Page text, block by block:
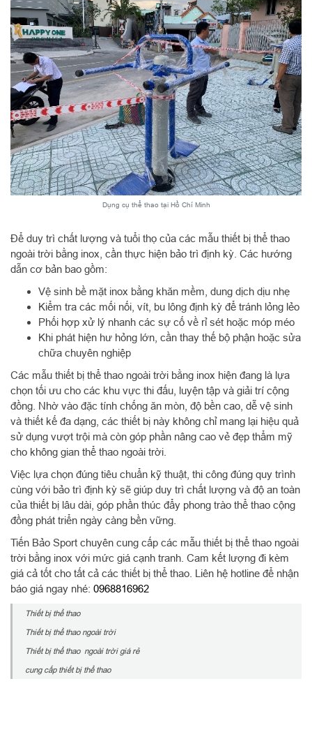
Dụng cụ thể thao tại Hồ Chí Minh
Để duy trì chất lượng và tuổi thọ của các mẫu thiết bị thể thao
ngoài trời bằng inox, cần thực hiện bảo trì định kỳ. Các hướng
dẫn cơ bản bao gồm:
Vệ sinh bề mặt inox bằng khăn mềm, dung dịch dịu nhẹ
Kiểm tra các mối nối, vít, bu lông định kỳ để tránh lỏng lẻo
Phối hợp xử lý nhanh các sự cố về rỉ sét hoặc móp méo
Khi phát hiện hư hỏng lớn, cần thay thế bộ phận hoặc sửa
chữa chuyên nghiệp
Các mẫu thiết bị thể thao ngoài trời bằng inox hiện đang là lựa
chọn tối ưu cho các khu vực thi đấu, luyện tập và giải trí cộng
đồng. Nhờ vào đặc tính chống ăn mòn, độ bền cao, dễ vệ sinh
và thiết kế đa dạng, các thiết bị này không chỉ mang lại hiệu quả
sử dụng vượt trội mà còn góp phần nâng cao vẻ đẹp thẩm mỹ
cho không gian thể thao ngoài trời.
Việc lựa chọn đúng tiêu chuẩn kỹ thuật, thi công đúng quy trình
cùng với bảo trì định kỳ sẽ giúp duy trì chất lượng và độ an toàn
của thiết bị lâu dài, góp phần thúc đẩy phong trào thể thao cộng
đồng phát triển ngày càng bền vững.
Tiến Bảo Sport chuyên cung cấp các mẫu thiết bị thể thao ngoài
trời bằng inox với mức giá cạnh tranh. Cam kết lượng đi kèm
giá cả tốt cho tất cả các thiết bị thể thao. Liên hệ hotline để nhận
báo giá ngay nhé: 0968816962
Thiết bị thể thao
Thiết bị thể thao ngoài trời
Thiết bị thể thao ngoài trời giá rẻ
cung cấp thiết bị thể thao